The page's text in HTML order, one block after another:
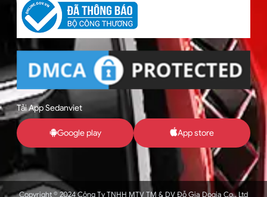
Tải App Sedanviet
Google play App store
Copyright © 2024 Công Ty TNHH MTV TM & DV Đỗ Gia Dogia Co., Ltd